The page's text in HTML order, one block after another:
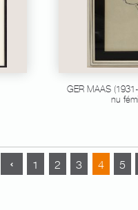
GER MAAS
nu
1 2 3 4 5